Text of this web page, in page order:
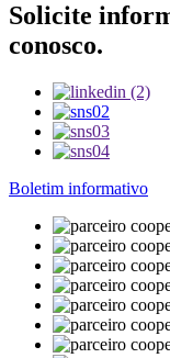
Solicite
conosco.
Boletim informativo